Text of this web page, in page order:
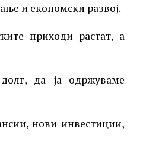
и економски развој.
приходи растат, а
да ја одржуваме
нови инвестиции,